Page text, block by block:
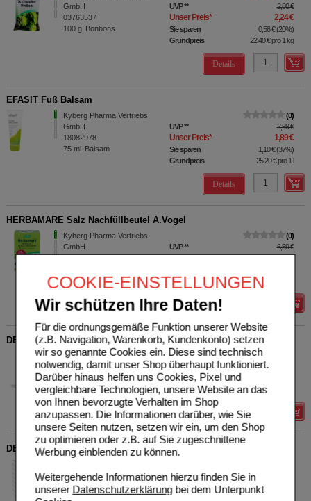
COOKIE-EINSTELLUNGEN
Wir schützen Ihre Daten!
Für die ordnungsgemäße Funktion unserer Website
(z.B. Navigation, Warenkorb, Kundenkonto) setzen
wir so genannte Cookies ein. Diese sind technisch
notwendig, damit unser Shop überhaupt funktioniert.
Darüber hinaus helfen uns Cookies, Pixel und
vergleichbare Technologien, unsere Website an das
von Ihnen bevorzugte Verhalten im Shop
anzupassen. Die Informationen darüber, wie Sie
unsere Seiten nutzen, setzen wir ein, um den Shop
zu optimieren oder z.B. auf Sie zugeschnittene
Werbung einblenden zu können.
Weitergehende Informationen hierzu finden Sie in
unserer Datenschutzerklärungbei dem Unterpunkt
GmbH
03763537
100 g Bonbons
UVP** 2,80 €
Unser Preis* 2,24 €
Sie sparen 0,56 €(20%)
Grundpreis
22,40 €pro 1 kg
Details
EFASIT Fuß Balsam
Kyberg Pharma Vertriebs
GmbH
18082978
75 ml Balsam
0
UVP** 2,99 €
Unser Preis* 1,89 €
Sie sparen 1,10 €(37%)
Grundpreis
25,20 €pro 1 l
Details
HERBAMARE Salz Nachfüllbeutel A.Vogel
Kyberg Pharma Vertriebs
GmbH
08762117
0
UVP** 6,59 €
Unser Preis* 5,27 €
Grundpreis
10,54 €
Details
DEXTROPUR plus Pulver
Kyberg Pharma Vertriebs
GmbH
03323436
400g Pulver
Unser Preis*
Grundpreis
Details
DEXTRO ENERGY Cranberry lim.edition
GmbH
06576362
46g
Unser Preis*
Grundpreis 30,22 €